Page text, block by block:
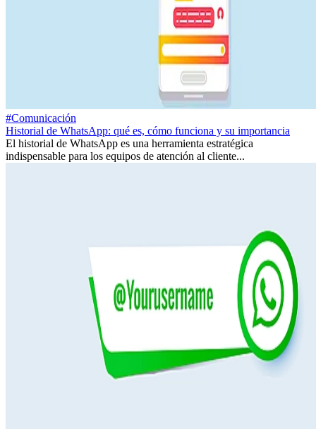
#Comunicación
Historial de WhatsApp: qué es, cómo funciona y su importancia
El historial de WhatsApp es una herramienta estratégica
indispensable para los equipos de atención al cliente...